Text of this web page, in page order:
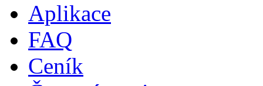
Aplikace
FAQ
Ceník